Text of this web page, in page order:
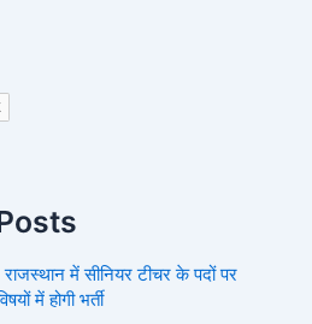
में सीनियर टीचर के पदों पर
में होगी भर्ती